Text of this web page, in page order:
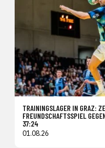
TRAININGSLAGER IN GRAZ:
FREUNDSCHAFTSSPIEL
37:24
01.08.26